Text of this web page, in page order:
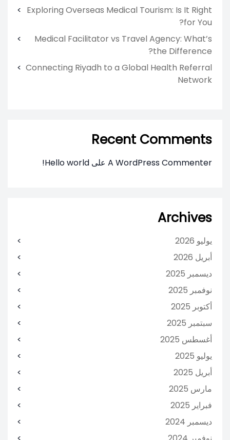
Exploring Overseas Medical Tourism: Is It Right
for You?
Medical Facilitator vs Travel Agency: What’s
the Difference?
Connecting Riyadh to a Global Health Referral
Network
Recent Comments
A WordPress Commenter على Hello world!
Archives
يوليو 2026
أبريل 2026
ديسمبر 2025
نوفمبر 2025
أكتوبر 2025
سبتمبر 2025
أغسطس 2025
يوليو 2025
أبريل 2025
مارس 2025
فبراير 2025
ديسمبر 2024